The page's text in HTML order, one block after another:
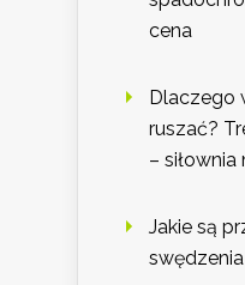
cena
Dlaczego
ruszać?
–
Jakie są